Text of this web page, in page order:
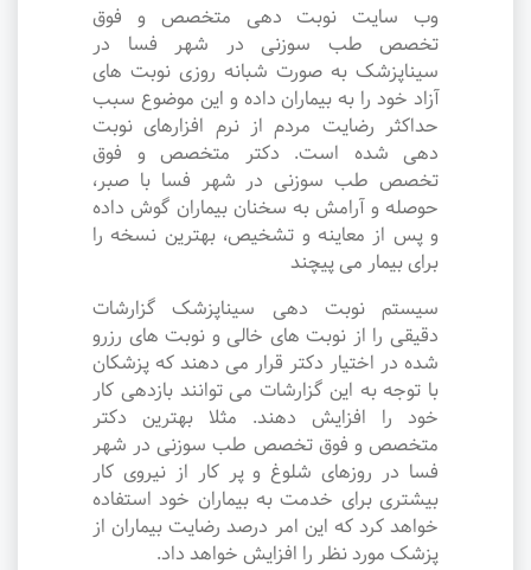
وب سایت نوبت دهی متخصص و فوق
تخصص طب سوزنی در شهر فسا در
سیناپزشک به صورت شبانه روزی نوبت های
آزاد خود را به بیماران داده و این موضوع سبب
حداکثر رضایت مردم از نرم افزارهای نوبت
دهی شده است. دکتر متخصص و فوق
تخصص طب سوزنی در شهر فسا با صبر،
حوصله و آرامش به سخنان بیماران گوش داده
و پس از معاینه و تشخیص، بهترین نسخه را
برای بیمار می پیچند
سیستم نوبت دهی سیناپزشک گزارشات
دقیقی را از نوبت های خالی و نوبت های رزرو
شده در اختیار دکتر قرار می دهند که پزشکان
با توجه به این گزارشات می توانند بازدهی کار
خود را افزایش دهند. مثلا بهترین دکتر
متخصص و فوق تخصص طب سوزنی در شهر
فسا در روزهای شلوغ و پر کار از نیروی کار
بیشتری برای خدمت به بیماران خود استفاده
خواهد کرد که این امر درصد رضایت بیماران از
پزشک مورد نظر را افزایش خواهد داد.